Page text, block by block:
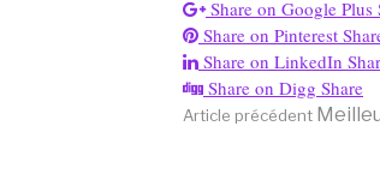
Share on Google Plus
Share on Pinterest
Share on LinkedIn
Share on Digg Share
Lire
Article précédent